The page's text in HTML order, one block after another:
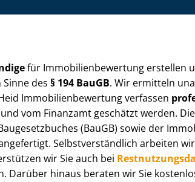
für Im­mo­bi­li­en­be­wer­tung erstellen
Sinne des§ 194 BauGB. Wir ermitteln
Im­mo­bi­li­en­be­wer­tung verfassen
vom Finanzamt geschätzt werden.
(BauGB) sowie der
Selbst­ver­ständ­lich arbeiten
wir Sie auch bei
Darüber hinaus beraten wir Sie